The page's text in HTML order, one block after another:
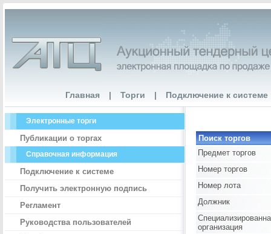
Главная | Торги | Подключение к системе
Электронные торги
Публикации о торгах
Справочная информация
Подключение к системе
Получить электронную подпись
Регламент
Руководства пользователей
Поиск торгов
Предмет торгов
Номер торгов
Номер лота
Должник
организация